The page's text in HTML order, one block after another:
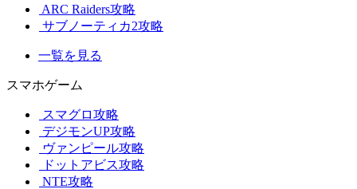
ARC Raiders攻略
サブノーティカ2攻略
一覧を見る
スマホゲーム
スマグロ攻略
デジモンUP攻略
ヴァンピール攻略
ドットアビス攻略
NTE攻略